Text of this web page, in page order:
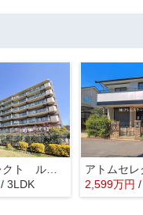
アトムセレクト ルネ幕張 1階
/ 3LDK 2,599万円